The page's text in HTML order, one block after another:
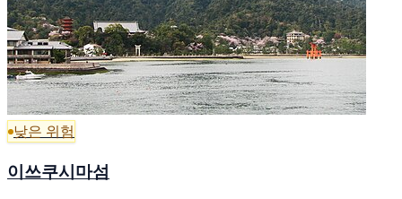
낮은 위험
이쓰쿠시마섬